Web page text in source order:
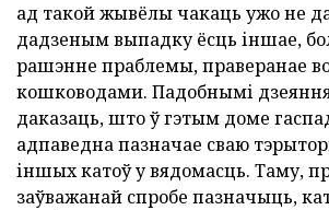
ад такой жывёлы чакаць ужо не
дадзеным выпадку ёсць іншае,
рашэнне праблемы, праверанае
кошководами. Падобнымі
даказаць, што ў гэтым доме
адпаведна пазначае сваю
іншых катоў у вядомасць. Таму,
заўважанай спробе пазначыць,